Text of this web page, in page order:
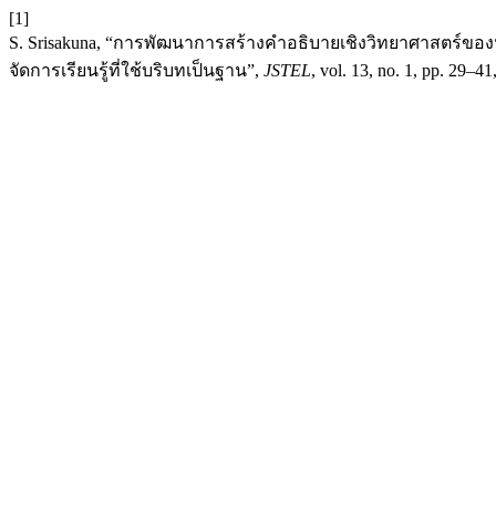
[1]
S. Srisakuna, “การพัฒนาการสร้างคำอธิบายเชิงวิทยาศาสตร์
จัดการเรียนรู้ที่ใช้บริบทเป็นฐาน”, JSTEL, vol. 13, no. 1, pp.